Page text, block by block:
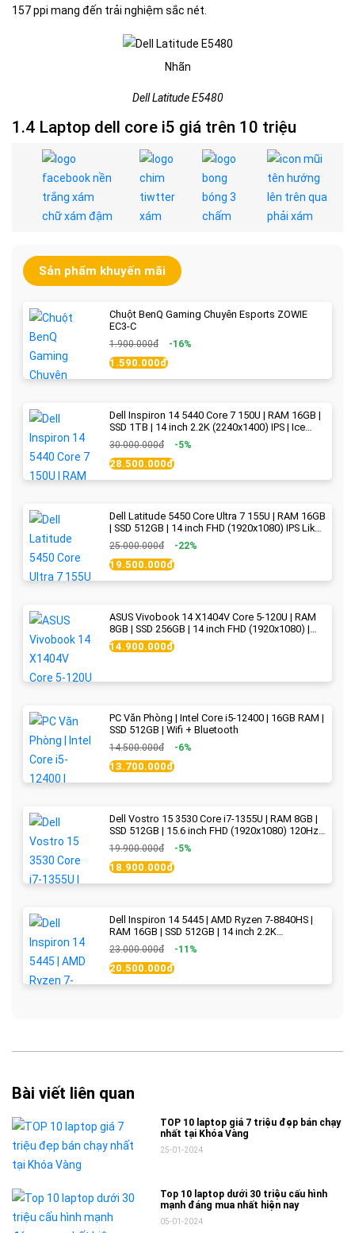
157 ppi mang đến trải nghiệm sắc nét.
Nhãn
Dell Latitude E5480
1.4 Laptop dell core i5 giá trên 10 triệu
Sản phẩm khuyến mãi
Chuột BenQ Gaming Chuyên Esports ZOWIE
EC3-C
1.900.000đ -16%
1.590.000đ
Dell Inspiron 14 5440 Core 7 150U | RAM 16GB |
SSD 1TB | 14 inch 2.2K (2240x1400) IPS | Ice
Blue - New Fullbox
30.000.000đ -5%
28.500.000đ
Dell Latitude 5450 Core Ultra 7 155U | RAM 16GB
| SSD 512GB | 14 inch FHD (1920x1080) IPS Like
new
25.000.000đ -22%
19.500.000đ
ASUS Vivobook 14 X1404V Core 5-120U | RAM
8GB | SSD 256GB | 14 inch FHD (1920x1080) |
Quiet Blue - New Fullbox
14.900.000đ
PC Văn Phòng | Intel Core i5-12400 | 16GB RAM |
SSD 512GB | Wifi + Bluetooth
14.500.000đ -6%
13.700.000đ
Dell Vostro 15 3530 Core i7-1355U | RAM 8GB |
SSD 512GB | 15.6 inch FHD (1920x1080) 120Hz
WVA | Black | New Fullbox
19.900.000đ -5%
18.900.000đ
Dell Inspiron 14 5445 | AMD Ryzen 7-8840HS |
RAM 16GB | SSD 512GB | 14 inch 2.2K
(2240x1400) IPS 300nits | Ice Blue - New Fullbox
23.000.000đ -11%
20.500.000đ
Bài viết liên quan
TOP 10 laptop giá 7 triệu đẹp bán chạy
nhất tại Khóa Vàng
25-01-2024
Top 10 laptop dưới 30 triệu cấu hình
mạnh đáng mua nhất hiện nay
05-01-2024